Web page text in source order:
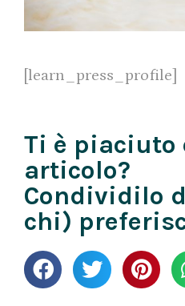
[learn_press_profile]
Ti è piaciuto
articolo?
Condividilo
chi)